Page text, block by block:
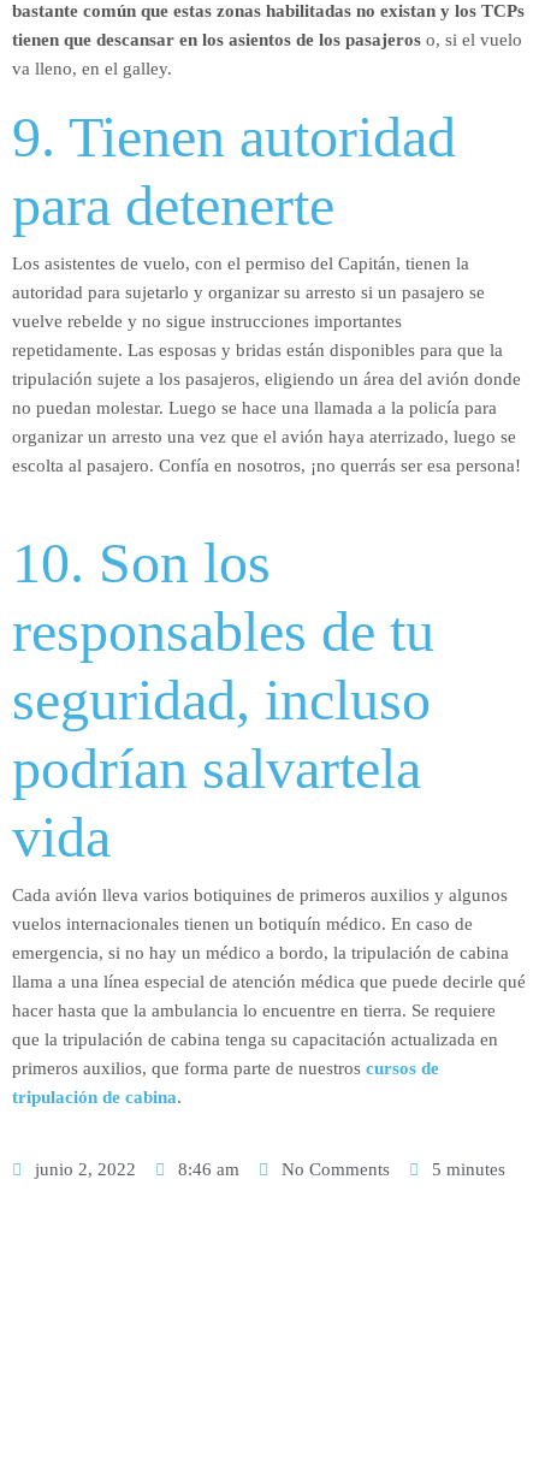
bastante común que estas zonas habilitadas no existan y los TCPs
tienen que descansar en los asientos de los pasajeros o, si el vuelo
va lleno, en el galley.
9. Tienen autoridad
para detenerte
Los asistentes de vuelo, con el permiso del Capitán, tienen la
autoridad para sujetarlo y organizar su arresto si un pasajero se
vuelve rebelde y no sigue instrucciones importantes
repetidamente. Las esposas y bridas están disponibles para que la
tripulación sujete a los pasajeros, eligiendo un área del avión donde
no puedan molestar. Luego se hace una llamada a la policía para
organizar un arresto una vez que el avión haya aterrizado, luego se
escolta al pasajero. Confía en nosotros, ¡no querrás ser esa persona!
10. Son los
responsables de tu
seguridad, incluso
podrían salvartela
vida
Cada avión lleva varios botiquines de primeros auxilios y algunos
vuelos internacionales tienen un botiquín médico. En caso de
emergencia, si no hay un médico a bordo, la tripulación de cabina
llama a una línea especial de atención médica que puede decirle qué
hacer hasta que la ambulancia lo encuentre en tierra. Se requiere
que la tripulación de cabina tenga su capacitación actualizada en
primeros auxilios, que forma parte de nuestros cursos de
tripulación de cabina.
junio 2, 2022 8:46 am No Comments 5 minutes